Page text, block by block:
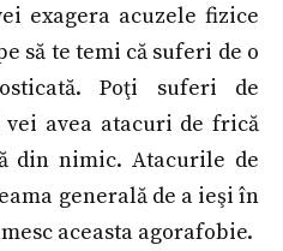
exagera acuzele fizice
să te temi că suferi de o
Poţi suferi de
avea atacuri de frică
din nimic. Atacurile de
generală de a ieşi în
aceasta agorafobie.